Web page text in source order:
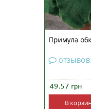
Примула
49.57 грн
В